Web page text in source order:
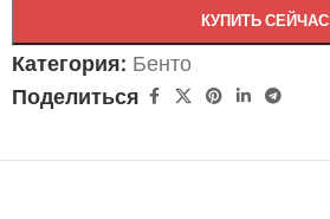
КУПИТЬ СЕЙЧАС
Категория: Бенто
Поделиться